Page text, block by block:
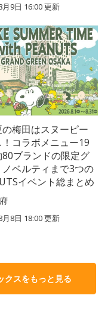
月9日 16:00更新
の梅田はスヌーピー
コラボメニュー19
ブランドの限定グ
ノベルティまで3つの
イベント総まとめ
月8日 18:00更新
クスをもっと見る